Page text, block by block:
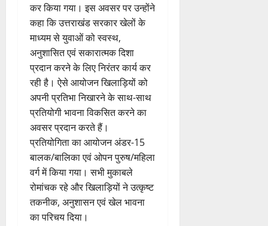
कर किया गया। इस अवसर पर उन्होंने
कहा कि उत्तराखंड सरकार खेलों के
माध्यम से युवाओं को स्वस्थ,
अनुशासित एवं सकारात्मक दिशा
प्रदान करने के लिए निरंतर कार्य कर
रही है। ऐसे आयोजन खिलाड़ियों को
अपनी प्रतिभा निखारने के साथ-साथ
प्रतियोगी भावना विकसित करने का
अवसर प्रदान करते हैं।
प्रतियोगिता का आयोजन अंडर-15
बालक/बालिका एवं ओपन पुरुष/महिला
वर्ग में किया गया। सभी मुकाबले
रोमांचक रहे और खिलाड़ियों ने उत्कृष्ट
तकनीक, अनुशासन एवं खेल भावना
का परिचय दिया।